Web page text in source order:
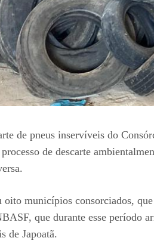
de pneus inservíveis do
de descarte
municípios consorciados,
que durante esse período
de Japoatã.